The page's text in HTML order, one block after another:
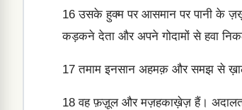
16 उसके हुक्म पर आसमान पर पानी के
कड़कने देता और अपने गोदामों से हवा
17 तमाम इनसान अहमक़ और समझ से
18 वह फ़ज़ूल और मज़हकाख़ेज़ हैं। अदालत